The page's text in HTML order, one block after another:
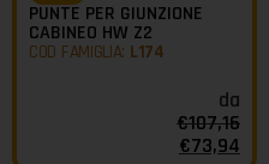
PUNTE PER GIUNZIONE
CABINEO HW Z2
COD FAMIGLIA: L174
da
€107,16
€73,94